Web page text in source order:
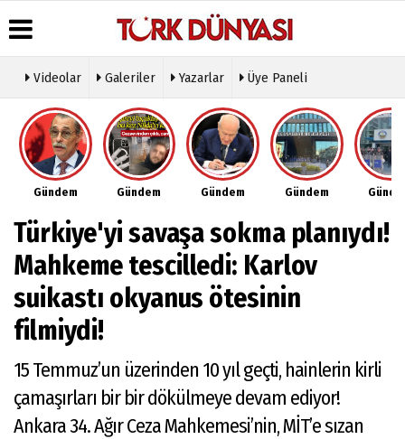
Üye Paneli
Haber
Arşivi
Gazete
Arşivi
Günün
Haberleri
Hava
Durumu
Gazete
Manşetleri
Anketler
Köşe
Yazarları
Video
Galeri
Foto
Etkinlikler
Künye
İletişim
Çerez
Politikası
Videolar Galeriler Yazarlar Üye Paneli
Gündem Gündem Gündem Gündem
Türkiye'yi savaşa sokma planıydı!
Mahkeme tescilledi: Karlov
suikastı okyanus ötesinin
filmiydi!
15 Temmuz’un üzerinden 10 yıl geçti, hainlerin kirli
çamaşırları bir bir dökülmeye devam ediyor!
Ankara 34. Ağır Ceza Mahkemesi’nin, MİT’e sızan